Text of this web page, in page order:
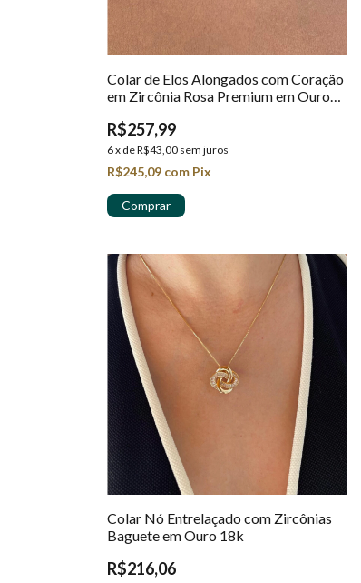
Colar de Elos Alongados com Coração
em Zircônia Rosa Premium em Ouro
R$257,99
6x deR$43,00 sem juros
R$245,09 com Pix
Colar Nó Entrelaçado com Zircônias
Baguete em Ouro 18k
R$216,06